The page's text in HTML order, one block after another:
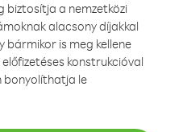
biztosítja a nemzetközi
alacsony díjakkal
is meg kellene
konstrukcióval
bonyolíthatja le